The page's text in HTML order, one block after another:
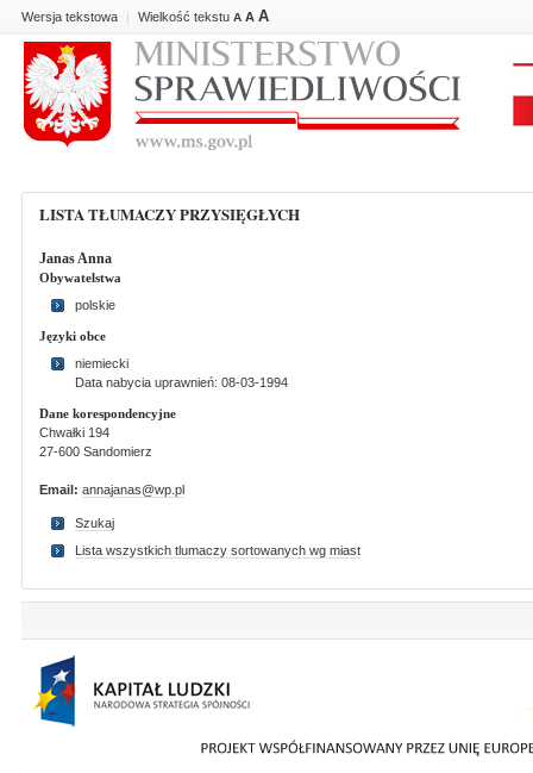
Wersja tekstowa | Wielkość tekstu A A A
LISTA TŁUMACZY PRZYSIĘGŁYCH
Janas Anna
Obywatelstwa
polskie
Języki obce
niemiecki
Data nabycia uprawnień: 08-03-1994
Dane korespondencyjne
Chwałki 194
27-600 Sandomierz
Email: annajanas@wp.pl
Szukaj
Lista wszystkich tlumaczy sortowanych wg miast